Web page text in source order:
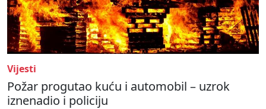
Vijesti
Požar progutao kuću i automobil – uzrok
iznenadio i policiju